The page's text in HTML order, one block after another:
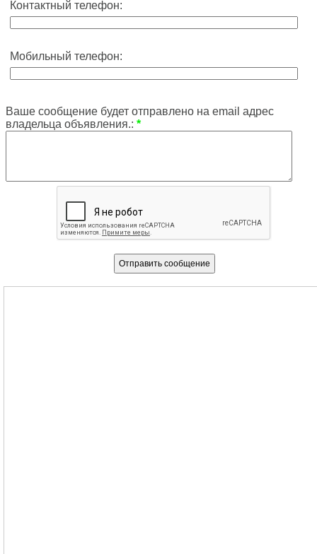
Контактный телефон:
Мобильный телефон:
Ваше сообщение будет отправлено на email адрес
владельца объявления.: *